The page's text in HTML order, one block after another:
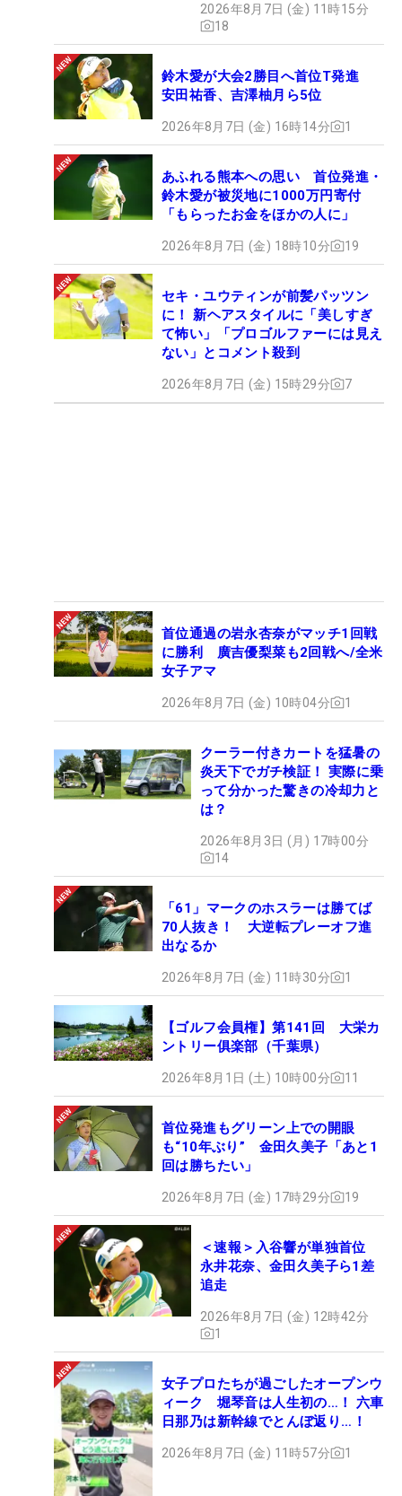
2026年8月7日 (金) 11時15分
18
鈴木愛が大会2勝目へ首位T発進
安田祐香、吉澤柚月ら5位
2026年8月7日 (金) 16時14分 1
あふれる熊本への思い 首位発進・
鈴木愛が被災地に1000万円寄付
「もらったお金をほかの人に」
2026年8月7日 (金) 18時10分 19
セキ・ユウティンが前髪パッツン
に！ 新ヘアスタイルに「美しすぎ
て怖い」「プロゴルファーには見え
ない」とコメント殺到
2026年8月7日 (金) 15時29分 7
首位通過の岩永杏奈がマッチ1回戦
に勝利 廣吉優梨菜も2回戦へ/全米
女子アマ
2026年8月7日 (金) 10時04分 1
クーラー付きカートを猛暑の
炎天下でガチ検証！ 実際に乗
って分かった驚きの冷却力と
は？
2026年8月3日 (月) 17時00分
14
「61」マークのホスラーは勝てば
70人抜き！ 大逆転プレーオフ進
出なるか
2026年8月7日 (金) 11時30分 1
【ゴルフ会員権】第141回 大栄カ
ントリー俱楽部（千葉県）
2026年8月1日 (土) 10時00分 11
首位発進もグリーン上での開眼
も“10年ぶり” 金田久美子「あと1
回は勝ちたい」
2026年8月7日 (金) 17時29分 19
＜速報＞入谷響が単独首位
永井花奈、金田久美子ら1差
追走
2026年8月7日 (金) 12時42分
1
女子プロたちが過ごしたオープンウ
ィーク 堀琴音は人生初の…！ 六車
日那乃は新幹線でとんぼ返り…！
2026年8月7日 (金) 11時57分 1